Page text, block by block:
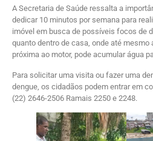
A Secretaria de Saúde ressalta a
dedicar 10 minutos por semana para
imóvel em busca de possíveis focos de
quanto dentro de casa, onde até mesmo
próxima ao motor, pode acumular água
Para solicitar uma visita ou fazer uma
dengue, os cidadãos podem entrar em
(22) 2646-2506 Ramais 2250 e 2248.